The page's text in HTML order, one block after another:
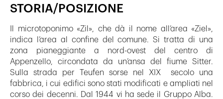
STORIA/POSIZIONE
Il microtoponimo «Zil», che dà il nome all’area «Ziel»,
indica l’area al confine del comune. Si tratta di una
zona pianeggiante a nord-ovest del centro di
Appenzello, circondata da un’ansa del fiume Sitter.
Sulla strada per Teufen sorse nel XIX secolo una
fabbrica, i cui edifici sono stati modificati e ampliati nel
corso dei decenni. Dal 1944 vi ha sede il Gruppo Alba.